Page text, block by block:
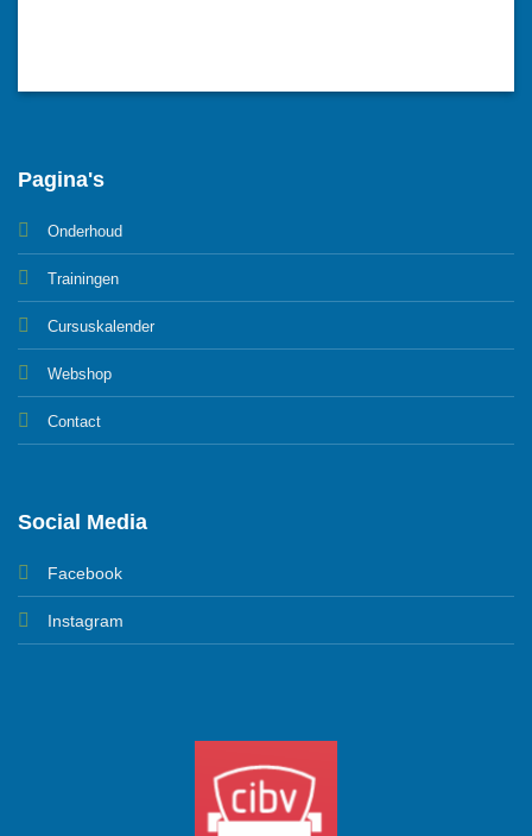
Pagina's
Onderhoud
Trainingen
Cursuskalender
Webshop
Contact
Social Media
Facebook
Instagram